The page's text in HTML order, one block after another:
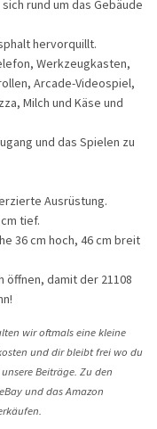
rund um das Gebäude
hervorquillt.
Werkzeugkasten,
Arcade-Videospiel,
Milch und Käse und
und das Spielen zu
Ausrüstung.
tief.
36 cm hoch, 46 cm breit
öffnen, damit der 21108
wir oftmals eine kleine
und dir bleibt frei wo du
Beiträge. Zu den
und das Amazon